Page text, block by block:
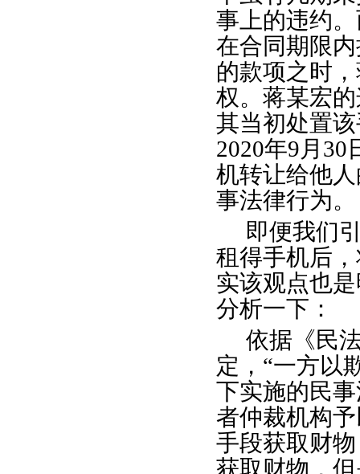
事上的违约
在合同期限
的款项之时
权。蒋某宏
其当初处置
2020年9月
机转让给他
事法律行为。
即便我们
租得手机后
实该观点也
分析一下：
依据《民
定，“一方以
下实施的民
者仲裁机构
手段获取财
获取财物，